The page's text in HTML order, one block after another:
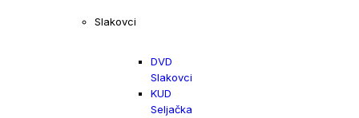
Slakovci
DVD
Slakovci
KUD
Seljačka